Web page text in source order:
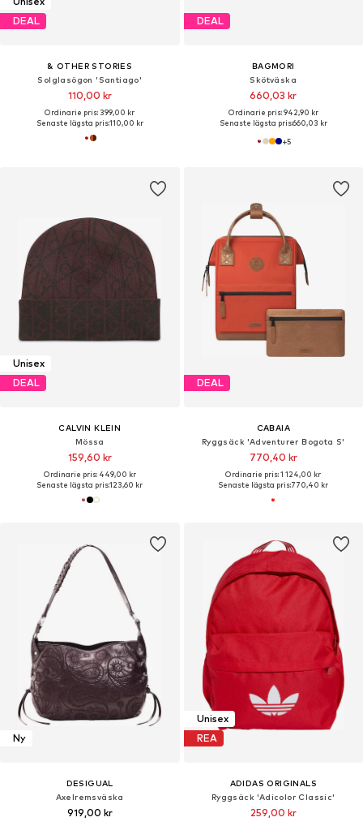
DEAL
& OTHER STORIES
Solglasögon 'Santiago'
110,00 kr
Ordinarie pris: 399,00 kr
Senaste lägsta pris:110,00 kr
DEAL
BAGMORI
Skötväska
660,03 kr
Ordinarie pris: 942,90 kr
Senaste lägsta pris:660,03 kr
+5
Unisex
DEAL
CALVIN KLEIN
Mössa
159,60 kr
Ordinarie pris: 449,00 kr
Senaste lägsta pris:123,60 kr
DEAL
CABAIA
Ryggsäck 'Adventurer Bogota S'
770,40 kr
Ordinarie pris: 1 124,00 kr
Senaste lägsta pris:770,40 kr
Ny
DESIGUAL
Axelremsväska
919,00 kr
Unisex
REA
ADIDAS ORIGINALS
Ryggsäck 'Adicolor Classic'
259,00 kr